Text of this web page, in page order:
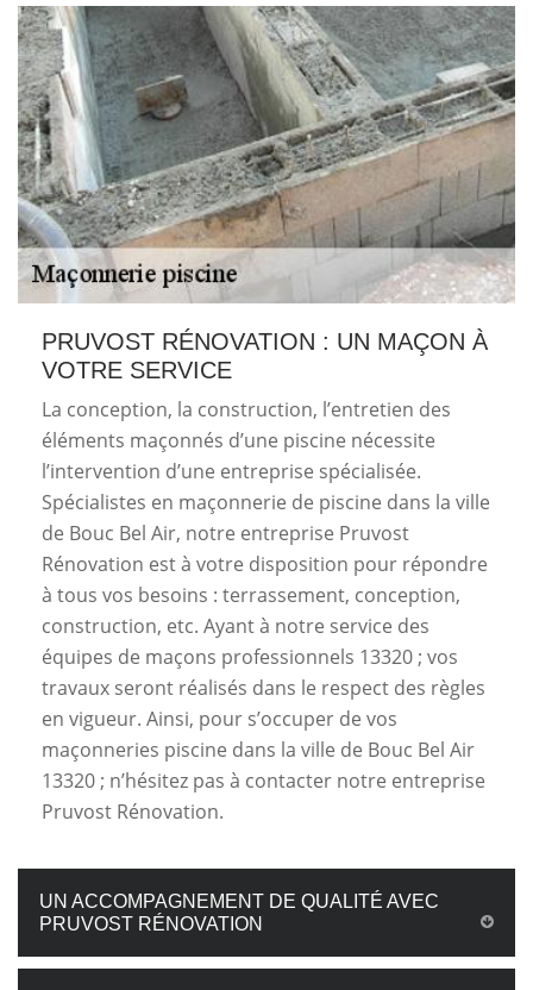
PRUVOST RÉNOVATION : UN MAÇON À
VOTRE SERVICE
La conception, la construction, l’entretien des
éléments maçonnés d’une piscine nécessite
l’intervention d’une entreprise spécialisée.
Spécialistes en maçonnerie de piscine dans la ville
de Bouc Bel Air, notre entreprise Pruvost
Rénovation est à votre disposition pour répondre
à tous vos besoins : terrassement, conception,
construction, etc. Ayant à notre service des
équipes de maçons professionnels 13320 ; vos
travaux seront réalisés dans le respect des règles
en vigueur. Ainsi, pour s’occuper de vos
maçonneries piscine dans la ville de Bouc Bel Air
13320 ; n’hésitez pas à contacter notre entreprise
Pruvost Rénovation.
UN ACCOMPAGNEMENT DE QUALITÉ AVEC
PRUVOST RÉNOVATION